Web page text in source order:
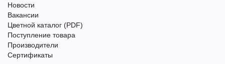
Новости
Вакансии
Цветной каталог (PDF)
Поступление товара
Производители
Сертификаты